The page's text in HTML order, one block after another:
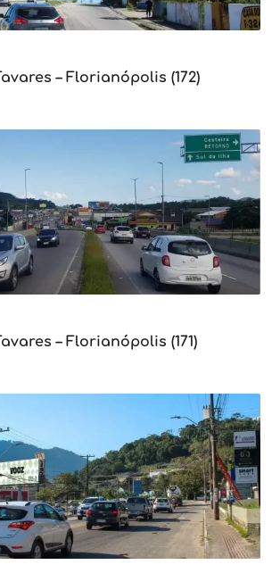
– Florianópolis (172)
– Florianópolis (171)